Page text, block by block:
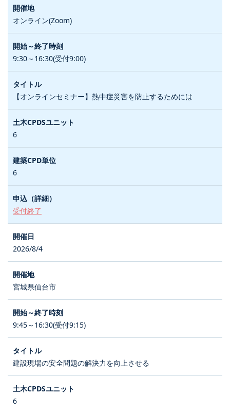
オンライン(Zoom)
9:30～16:30(受付9:00)
【オンラインセミナー】熱中症災害を防止するためには
6
6
受付終了
2026/8/4
宮城県仙台市
9:45～16:30(受付9:15)
建設現場の安全問題の解決力を向上させる
6